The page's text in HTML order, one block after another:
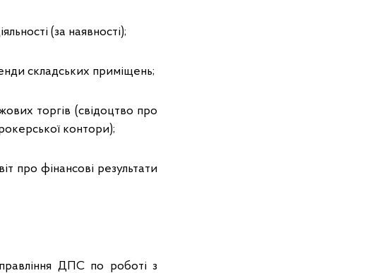
(за наявності);
складських приміщень;
торгів (свідоцтво про
контори);
про фінансові результати
ДПС по роботі з